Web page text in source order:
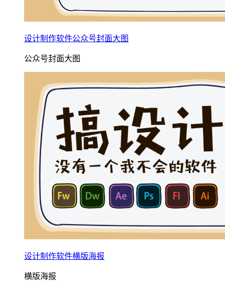
设计制作软件公众号封面大图
公众号封面大图
设计制作软件横版海报
横版海报